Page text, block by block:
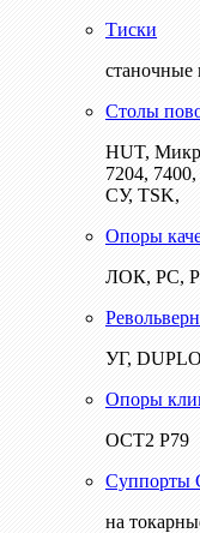
Тиски
станочные
Столы
HUT,
7204,
СУ, TSK,
Опоры
ЛОК, РС,
УГ,
Опоры
ОСТ2 Р79
Суппорты
на